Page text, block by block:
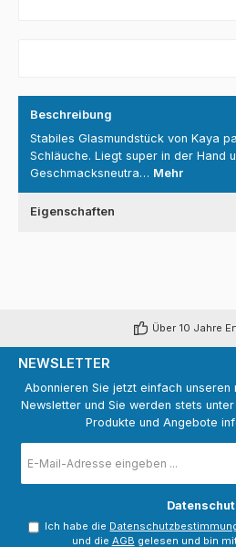
Beschreibung
Stabiles Glasmundstück von Kaya
Schläuche. Liegt super in der Hand
Geschmacksneutra… Mehr
Eigenschaften
Über 10 Jahre
NEWSLETTER
Abonnieren Sie jetzt einfach
Newsletter und Sie werden stets
Produkte und Angebote
Mail-
Adresse
Ich habe die
und die AGB gelesen und bin